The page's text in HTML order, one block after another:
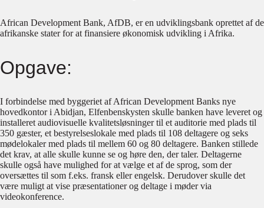
African Development Bank, AfDB, er en udviklingsbank oprettet af de
afrikanske stater for at finansiere økonomisk udvikling i Afrika.
Opgave:
I forbindelse med byggeriet af African Development Banks nye
hovedkontor i Abidjan, Elfenbenskysten skulle banken have leveret og
installeret audiovisuelle kvalitetsløsninger til et auditorie med plads til
350 gæster, et bestyrelseslokale med plads til 108 deltagere og seks
mødelokaler med plads til mellem 60 og 80 deltagere. Banken stillede
det krav, at alle skulle kunne se og høre den, der taler. Deltagerne
skulle også have mulighed for at vælge et af de sprog, som der
oversættes til som f.eks. fransk eller engelsk. Derudover skulle det
være muligt at vise præsentationer og deltage i møder via
videokonference.